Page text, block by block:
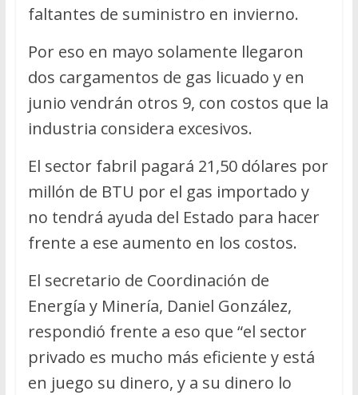
faltantes de suministro en invierno.
Por eso en mayo solamente llegaron
dos cargamentos de gas licuado y en
junio vendrán otros 9, con costos que la
industria considera excesivos.
El sector fabril pagará 21,50 dólares por
millón de BTU por el gas importado y
no tendrá ayuda del Estado para hacer
frente a ese aumento en los costos.
El secretario de Coordinación de
Energía y Minería, Daniel González,
respondió frente a eso que “el sector
privado es mucho más eficiente y está
en juego su dinero, y a su dinero lo